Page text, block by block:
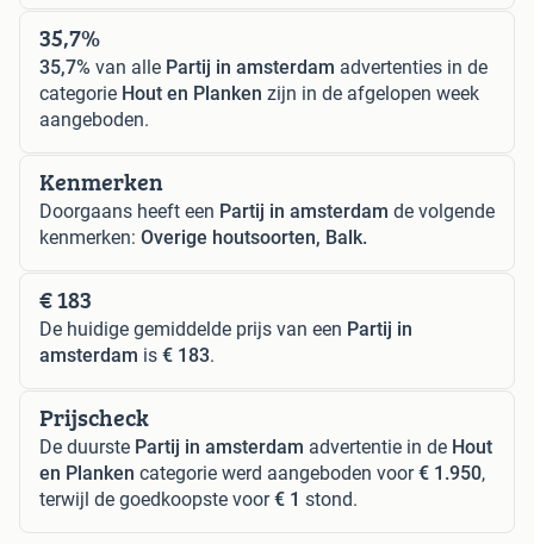
35,7%
35,7% van alle Partij in amsterdam advertenties in de
categorie Hout en Planken zijn in de afgelopen week
aangeboden.
Kenmerken
Doorgaans heeft een Partij in amsterdam de volgende
kenmerken: Overige houtsoorten, Balk.
€ 183
De huidige gemiddelde prijs van een Partij in
amsterdam is € 183.
Prijscheck
De duurste Partij in amsterdam advertentie in de Hout
en Planken categorie werd aangeboden voor€ 1.950,
terwijl de goedkoopste voor€ 1 stond.